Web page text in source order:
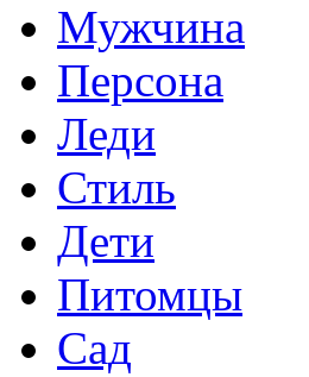
Мужчина
Персона
Леди
Стиль
Дети
Питомцы
Сад